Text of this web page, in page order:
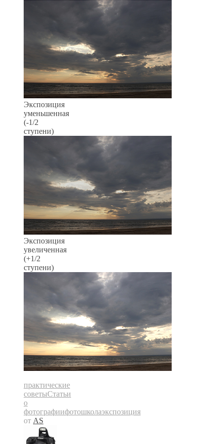
Экспозиция
уменьшенная
(-1/2
ступени)
Экспозиция
увеличенная
(+1/2
ступени)
практические
советыСтатьи
о
фотографиифотошколаэкспозиция
от AS